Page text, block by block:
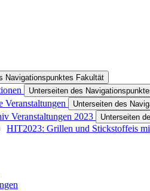
Navigationspunktes Fakultät
Unterseiten des
Veranstaltungen Unterseiten des
Veranstaltungen 2023 Unterseiten
HIT2023: Grillen und Stickstoffeis